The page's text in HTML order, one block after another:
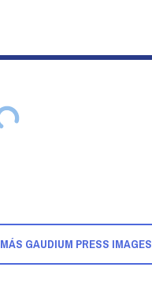
MÁS GAUDIUM PRESS IMAGES